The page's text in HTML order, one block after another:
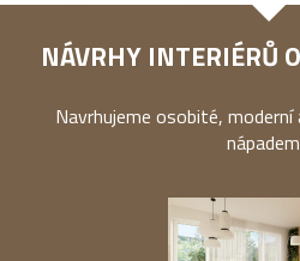
NÁVRHY INTERIÉRŮ
Navrhujeme osobité,